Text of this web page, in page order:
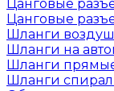
Цанговые
Цанговые
Шланги
Шланги на
Шланги
Шланги